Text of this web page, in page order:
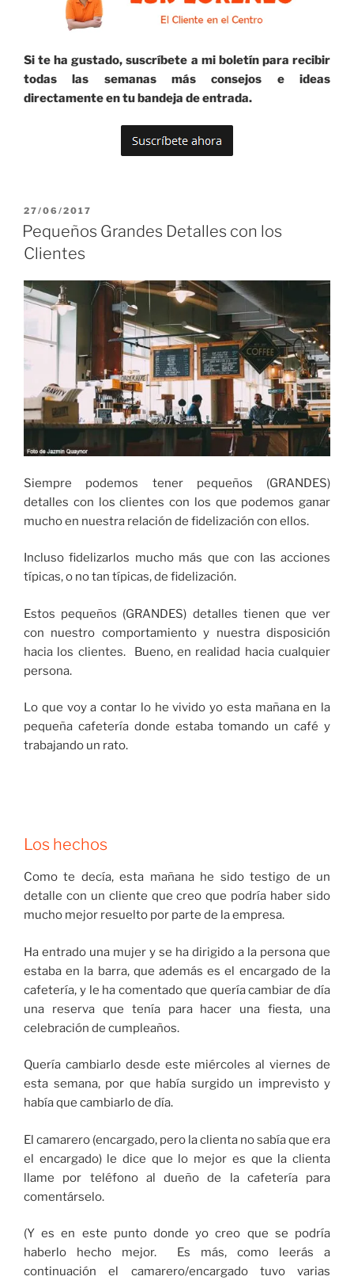
Si te ha gustado, suscríbete a mi boletín para recibir
todas las semanas más consejos e ideas
directamente en tu bandeja de entrada.
PUBLICADO
EL
27/06/2017
Pequeños Grandes Detalles con los
Clientes
Siempre podemos tener pequeños (GRANDES)
detalles con los clientes con los que podemos ganar
mucho en nuestra relación de fidelización con ellos.
Incluso fidelizarlos mucho más que con las acciones
típicas, o no tan típicas, de fidelización.
Estos pequeños (GRANDES) detalles tienen que ver
con nuestro comportamiento y nuestra disposición
hacia los clientes. Bueno, en realidad hacia cualquier
persona.
Lo que voy a contar lo he vivido yo esta mañana en la
pequeña cafetería donde estaba tomando un café y
trabajando un rato.
Los hechos
Como te decía, esta mañana he sido testigo de un
detalle con un cliente que creo que podría haber sido
mucho mejor resuelto por parte de la empresa.
Ha entrado una mujer y se ha dirigido a la persona que
estaba en la barra, que además es el encargado de la
cafetería, y le ha comentado que quería cambiar de día
una reserva que tenía para hacer una fiesta, una
celebración de cumpleaños.
Quería cambiarlo desde este miércoles al viernes de
esta semana, por que había surgido un imprevisto y
había que cambiarlo de día.
El camarero (encargado, pero la clienta no sabía que era
el encargado) le dice que lo mejor es que la clienta
llame por teléfono al dueño de la cafetería para
comentárselo.
(Y es en este punto donde yo creo que se podría
haberlo hecho mejor. Es más, como leerás a
continuación el camarero/encargado tuvo varias